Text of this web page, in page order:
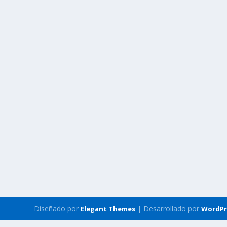
Diseñado por Elegant Themes | Desarrollado por